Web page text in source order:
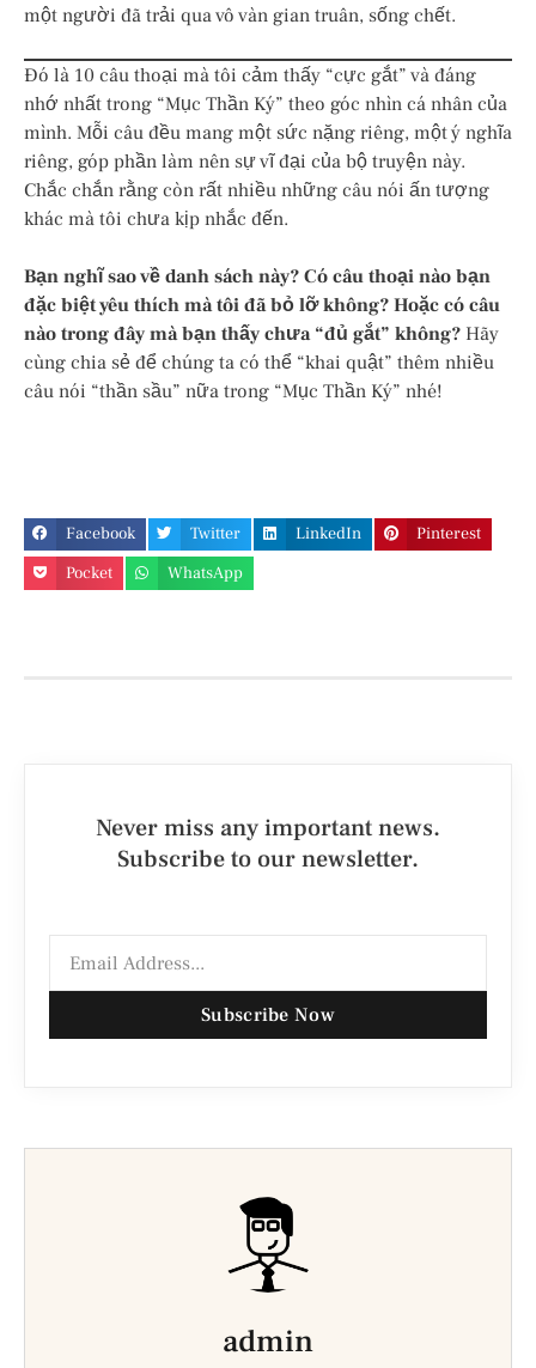
một người đã trải qua vô vàn gian truân, sống chết.
Đó là 10 câu thoại mà tôi cảm thấy “cực gắt” và đáng
nhớ nhất trong “Mục Thần Ký” theo góc nhìn cá nhân của
mình. Mỗi câu đều mang một sức nặng riêng, một ý nghĩa
riêng, góp phần làm nên sự vĩ đại của bộ truyện này.
Chắc chắn rằng còn rất nhiều những câu nói ấn tượng
khác mà tôi chưa kịp nhắc đến.
Bạn nghĩ sao về danh sách này? Có câu thoại nào bạn
đặc biệt yêu thích mà tôi đã bỏ lỡ không? Hoặc có câu
nào trong đây mà bạn thấy chưa “đủ gắt” không? Hãy
cùng chia sẻ để chúng ta có thể “khai quật” thêm nhiều
câu nói “thần sầu” nữa trong “Mục Thần Ký” nhé!
Facebook Twitter LinkedIn
Pinterest
Pocket
WhatsApp
Never miss any important news.
Subscribe to our newsletter.
Subscribe Now
admin